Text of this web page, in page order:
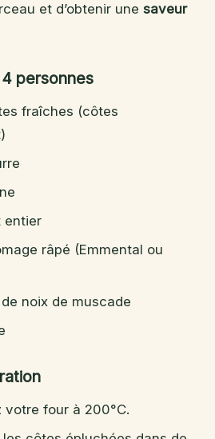
et d’obtenir une saveur
personnes
fraîches (côtes
entier
râpé (Emmental ou
noix de muscade
votre four à 200°C.